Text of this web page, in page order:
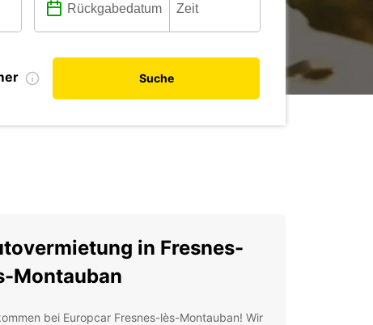
Suche
in Fresnes-
Montauban
bei Europcar Fresnes-lès-Montauban! Wir